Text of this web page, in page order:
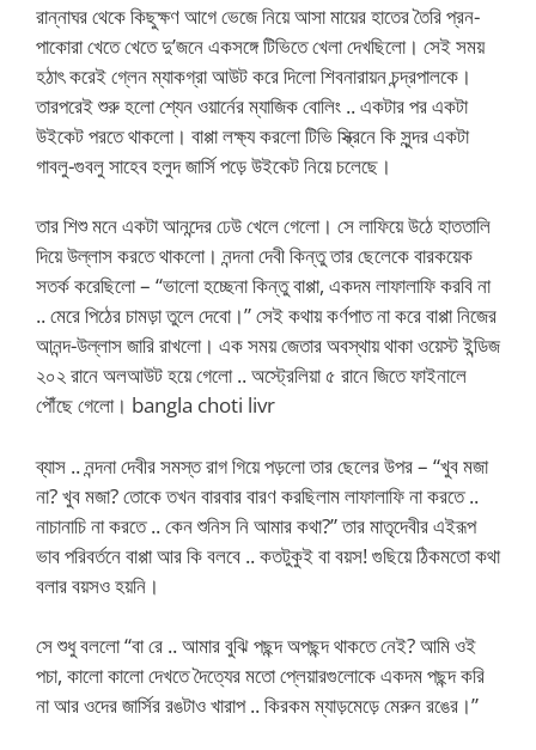
রান্নাঘর থেকে কিছুক্ষণ আগে ভেজে নিয়ে আসা মায়ের হাতের তৈরি প্রন-
পাকোরা খেতে খেতে দু’জনে একসঙ্গে টিভিতে খেলা দেখছিলো। সেই সময়
হঠাৎ করেই গ্লেন ম্যাকগ্রা আউট করে দিলো শিবনারায়ন চন্দ্রপালকে।
তারপরেই শুরু হলো শ্যেন ওয়ার্নের ম্যাজিক বোলিং .. একটার পর একটা
উইকেট পরতে থাকলো। বাপ্পা লক্ষ্য করলো টিভি স্ক্রিনে কি সুন্দর একটা
গাবলু-গুবলু সাহেব হলুদ জার্সি পড়ে উইকেট নিয়ে চলেছে।
তার শিশু মনে একটা আনন্দের ঢেউ খেলে গেলো। সে লাফিয়ে উঠে হাততালি
দিয়ে উল্লাস করতে থাকলো। নন্দনা দেবী কিন্তু তার ছেলেকে বারকয়েক
সতর্ক করেছিলো – “ভালো হচ্ছেনা কিন্তু বাপ্পা, একদম লাফালাফি করবি না
.. মেরে পিঠের চামড়া তুলে দেবো।” সেই কথায় কর্ণপাত না করে বাপ্পা নিজের
আনন্দ-উল্লাস জারি রাখলো। এক সময় জেতার অবস্থায় থাকা ওয়েস্ট ইন্ডিজ
২০২ রানে অলআউট হয়ে গেলো .. অস্ট্রেলিয়া ৫ রানে জিতে ফাইনালে
পৌঁছে গেলো। bangla choti livr
ব্যাস .. নন্দনা দেবীর সমস্ত রাগ গিয়ে পড়লো তার ছেলের উপর – “খুব মজা
না? খুব মজা? তোকে তখন বারবার বারণ করছিলাম লাফালাফি না করতে ..
নাচানাচি না করতে .. কেন শুনিস নি আমার কথা?” তার মাতৃদেবীর এইরূপ
ভাব পরিবর্তনে বাপ্পা আর কি বলবে .. কতটুকুই বা বয়স! গুছিয়ে ঠিকমতো কথা
বলার বয়সও হয়নি।
সে শুধু বললো “বা রে .. আমার বুঝি পছন্দ অপছন্দ থাকতে নেই? আমি ওই
পচা, কালো কালো দেখতে দৈত্যের মতো প্লেয়ারগুলোকে একদম পছন্দ করি
না আর ওদের জার্সির রঙটাও খারাপ .. কিরকম ম্যাড়মেড়ে মেরুন রঙের।”